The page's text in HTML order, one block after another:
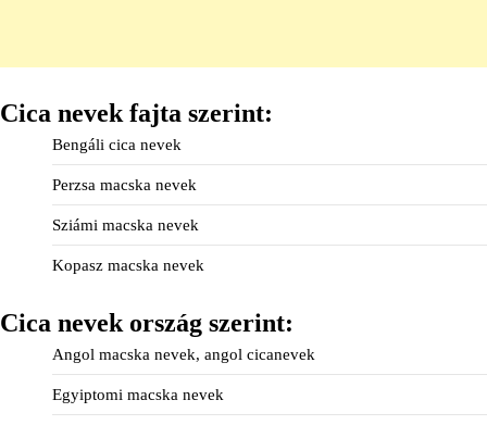
Cica nevek fajta szerint:
Bengáli cica nevek
Perzsa macska nevek
Sziámi macska nevek
Kopasz macska nevek
Cica nevek ország szerint:
Angol macska nevek, angol cicanevek
Egyiptomi macska nevek